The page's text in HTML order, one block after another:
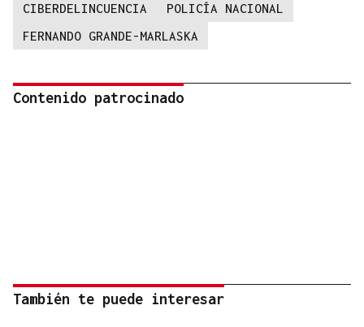
CIBERDELINCUENCIA
POLICÍA NACIONAL
FERNANDO GRANDE-MARLASKA
Contenido patrocinado
También te puede interesar